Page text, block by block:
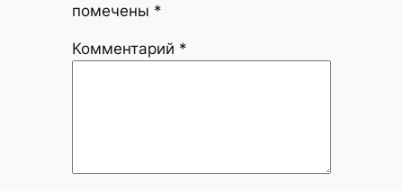
помечены *
Комментарий *